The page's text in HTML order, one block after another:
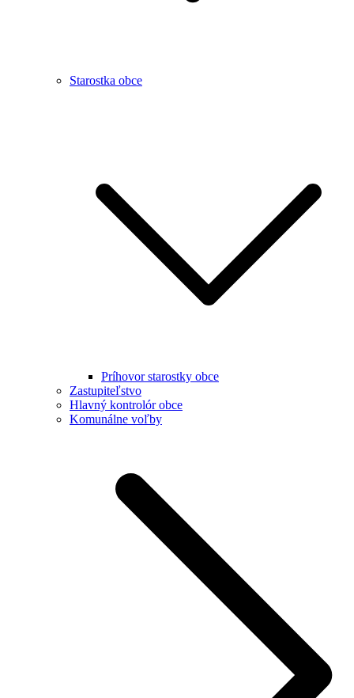
Starostka obce
Príhovor starostky obce
Zastupiteľstvo
Hlavný kontrolór obce
Komunálne voľby